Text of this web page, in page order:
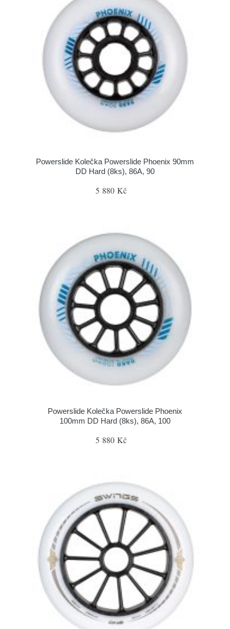
Powerslide Kolečka Powerslide Phoenix 90mm
DD Hard (8ks), 86A, 90
5 880 Kč
Powerslide Kolečka Powerslide Phoenix
100mm DD Hard (8ks), 86A, 100
5 880 Kč